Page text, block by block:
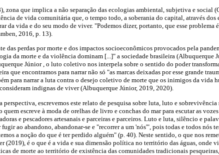
zona que implica a não separação das ecologias ambiental, subjetiva e social
de vida comunitária que, o tempo todo, a soberania do capital, através
da vida e do seu modo de viver. "Podemos dizer, portanto, que esse
2016, p. 13).
das perdas por morte e dos impactos socioeconômicos provocados pela
da morte e da violência dominam [...]" a sociedade brasileira (Albuquerque
Júnior , o luto coletivo nos interpela sobre o sentido do poder
que encontramos para narrar não só "as marcas deixadas por esse grande
para narrar a luta contra o desejo coletivo de morte que os inimigos da vida
indignas de viver (Albuquerque Júnior, 2019, 2020).
perspectiva, escrevemos este relato de pesquisa sobre luta, luto e
quem escreve à moda de orelhas de livro e conchas do mar para escutar as
e pescadores artesanais e parceiras e parceiros. Luto e luta, silêncio e
fugir ao abandono, abandonar-se e "recorrer a um 'nós'", pois todas e todos nós
a noção do que é ter perdido alguém" (p. 40). Neste sentido, o que nos
(2019), é o que é a vida e sua dimensão política no território das águas, onde
de morte ao território de existência das comunidades tradicionais